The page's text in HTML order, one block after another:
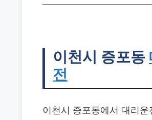
이천시 증포동
전
이천시 증포동에서 대리